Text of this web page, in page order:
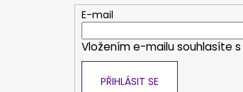
E-mail
Vložením e-mailu souhlasíte s
PŘIHLÁSIT SE